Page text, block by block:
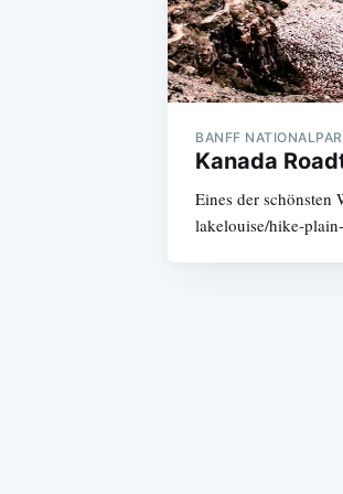
BANFF
Kanada
Eines der
lakelouise/hike-